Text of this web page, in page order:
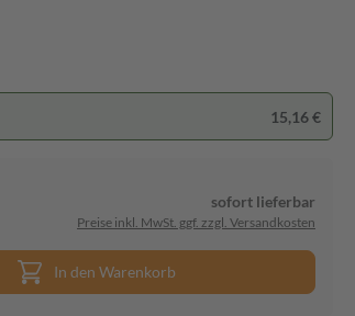
15,16 €
sofort lieferbar
Preise inkl. MwSt. ggf. zzgl. Versandkosten
In den Warenkorb